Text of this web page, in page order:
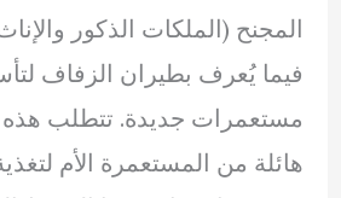
المجنح (الملكات الذكور
فيما يُعرف بطيران الزفاف
مستعمرات جديدة. تتطلب هذه
هائلة من المستعمرة الأم